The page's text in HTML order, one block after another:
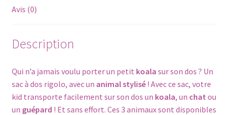
Avis (0)
Description
Qui n’a jamais voulu porter un petit koala sur son dos ? Un
sac à dos rigolo, avec un animal stylisé! Avec ce sac, votre
kid transporte facilement sur son dos un koala, un chat ou
un guépard ! Et sans effort. Ces 3 animaux sont disponibles